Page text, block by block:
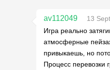
av112049
13
Игра реально
атмосферные
привыкаешь, но
Процесс перевозки